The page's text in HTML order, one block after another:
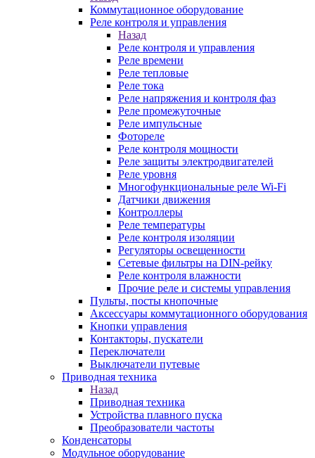
Коммутационное оборудование
Реле контроля и управления
Назад
Реле контроля и управления
Реле времени
Реле тепловые
Реле тока
Реле напряжения и контроля фаз
Реле промежуточные
Реле импульсные
Фотореле
Реле контроля мощности
Реле защиты электродвигателей
Реле уровня
Многофункциональные реле Wi-Fi
Датчики движения
Контроллеры
Реле температуры
Реле контроля изоляции
Регуляторы освещенности
Сетевые фильтры на DIN-рейку
Реле контроля влажности
Прочие реле и системы управления
Пульты, посты кнопочные
Аксессуары коммутационного оборудования
Кнопки управления
Контакторы, пускатели
Переключатели
Выключатели путевые
Приводная техника
Назад
Приводная техника
Устройства плавного пуска
Преобразователи частоты
Конденсаторы
Модульное оборудование